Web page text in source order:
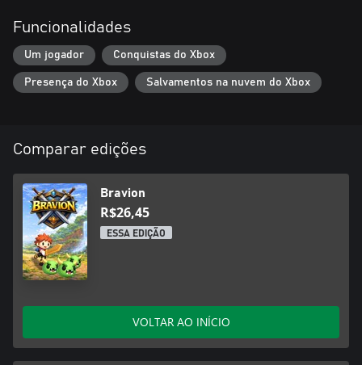
envolvente inspirada nos tradicionais jogos de plataforma,
de exploração, ação e descobertas.
Funcionalidades
Um jogador Conquistas do Xbox
Presença do Xbox Salvamentos na nuvem do Xbox
Comparar edições
Bravion
R$26,45
ESSA EDIÇÃO
VOLTAR AO INÍCIO